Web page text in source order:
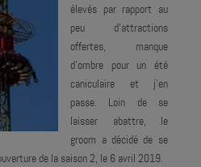
élevés par rapport au
peu d'attractions
offertes, manque
d'ombre pour un été
caniculaire et j'en
passe. Loin de se
laisser abattre, le
groom a décidé de se
de la saison 2, le 6 avril 2019.